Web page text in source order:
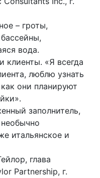
– гроты,
вода.
клиенты. «Я всегда
люблю узнать
они планируют
заполнитель,
итальянское и
глава
Partnership, г.